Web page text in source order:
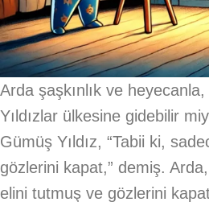
Arda şaşkınlık ve
Yıldızlar ülkesine gidebilir
Gümüş Yıldız, “Tabii ki,
gözlerini kapat,” demiş. Arda,
elini tutmuş ve gözlerini